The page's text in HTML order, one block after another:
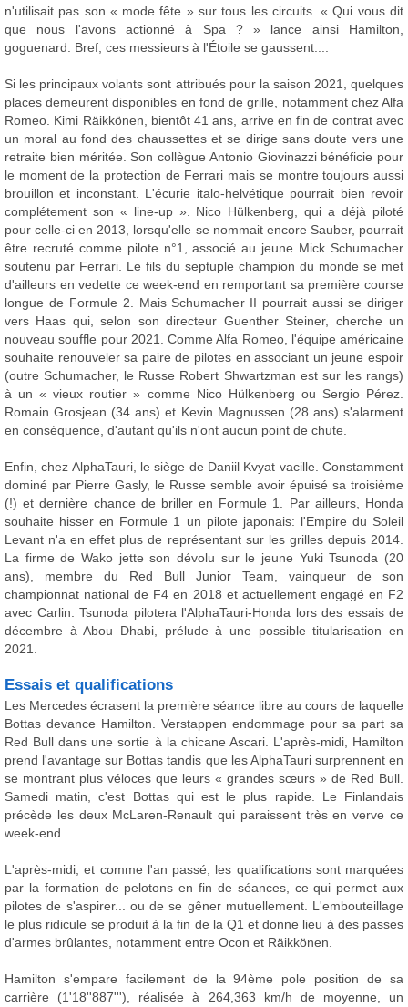
n'utilisait pas son « mode fête » sur tous les circuits. « Qui vous dit
que nous l'avons actionné à Spa ? » lance ainsi Hamilton,
goguenard. Bref, ces messieurs à l'Étoile se gaussent....
Si les principaux volants sont attribués pour la saison 2021, quelques
places demeurent disponibles en fond de grille, notamment chez Alfa
Romeo. Kimi Räikkönen, bientôt 41 ans, arrive en fin de contrat avec
un moral au fond des chaussettes et se dirige sans doute vers une
retraite bien méritée. Son collègue Antonio Giovinazzi bénéficie pour
le moment de la protection de Ferrari mais se montre toujours aussi
brouillon et inconstant. L'écurie italo-helvétique pourrait bien revoir
complétement son « line-up ». Nico Hülkenberg, qui a déjà piloté
pour celle-ci en 2013, lorsqu'elle se nommait encore Sauber, pourrait
être recruté comme pilote n°1, associé au jeune Mick Schumacher
soutenu par Ferrari. Le fils du septuple champion du monde se met
d'ailleurs en vedette ce week-end en remportant sa première course
longue de Formule 2. Mais Schumacher II pourrait aussi se diriger
vers Haas qui, selon son directeur Guenther Steiner, cherche un
nouveau souffle pour 2021. Comme Alfa Romeo, l'équipe américaine
souhaite renouveler sa paire de pilotes en associant un jeune espoir
(outre Schumacher, le Russe Robert Shwartzman est sur les rangs)
à un « vieux routier » comme Nico Hülkenberg ou Sergio Pérez.
Romain Grosjean (34 ans) et Kevin Magnussen (28 ans) s'alarment
en conséquence, d'autant qu'ils n'ont aucun point de chute.
Enfin, chez AlphaTauri, le siège de Daniil Kvyat vacille. Constamment
dominé par Pierre Gasly, le Russe semble avoir épuisé sa troisième
(!) et dernière chance de briller en Formule 1. Par ailleurs, Honda
souhaite hisser en Formule 1 un pilote japonais: l'Empire du Soleil
Levant n'a en effet plus de représentant sur les grilles depuis 2014.
La firme de Wako jette son dévolu sur le jeune Yuki Tsunoda (20
ans), membre du Red Bull Junior Team, vainqueur de son
championnat national de F4 en 2018 et actuellement engagé en F2
avec Carlin. Tsunoda pilotera l'AlphaTauri-Honda lors des essais de
décembre à Abou Dhabi, prélude à une possible titularisation en
2021.
Essais et qualifications
Les Mercedes écrasent la première séance libre au cours de laquelle
Bottas devance Hamilton. Verstappen endommage pour sa part sa
Red Bull dans une sortie à la chicane Ascari. L'après-midi, Hamilton
prend l'avantage sur Bottas tandis que les AlphaTauri surprennent en
se montrant plus véloces que leurs « grandes sœurs » de Red Bull.
Samedi matin, c'est Bottas qui est le plus rapide. Le Finlandais
précède les deux McLaren-Renault qui paraissent très en verve ce
week-end.
L'après-midi, et comme l'an passé, les qualifications sont marquées
par la formation de pelotons en fin de séances, ce qui permet aux
pilotes de s'aspirer... ou de se gêner mutuellement. L'embouteillage
le plus ridicule se produit à la fin de la Q1 et donne lieu à des passes
d'armes brûlantes, notamment entre Ocon et Räikkönen.
Hamilton s'empare facilement de la 94ème pole position de sa
carrière (1'18''887'''), réalisée à 264,363 km/h de moyenne, un